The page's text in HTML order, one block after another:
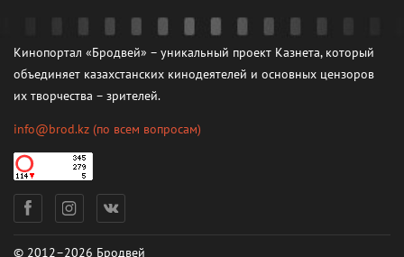
Кинопортал «Бродвей» – уникальный проект Казнета, который
объединяет казахстанских кинодеятелей и основных цензоров
их творчества – зрителей.
info@brod.kz (по всем вопросам)
© 2012–2026 Бродвей